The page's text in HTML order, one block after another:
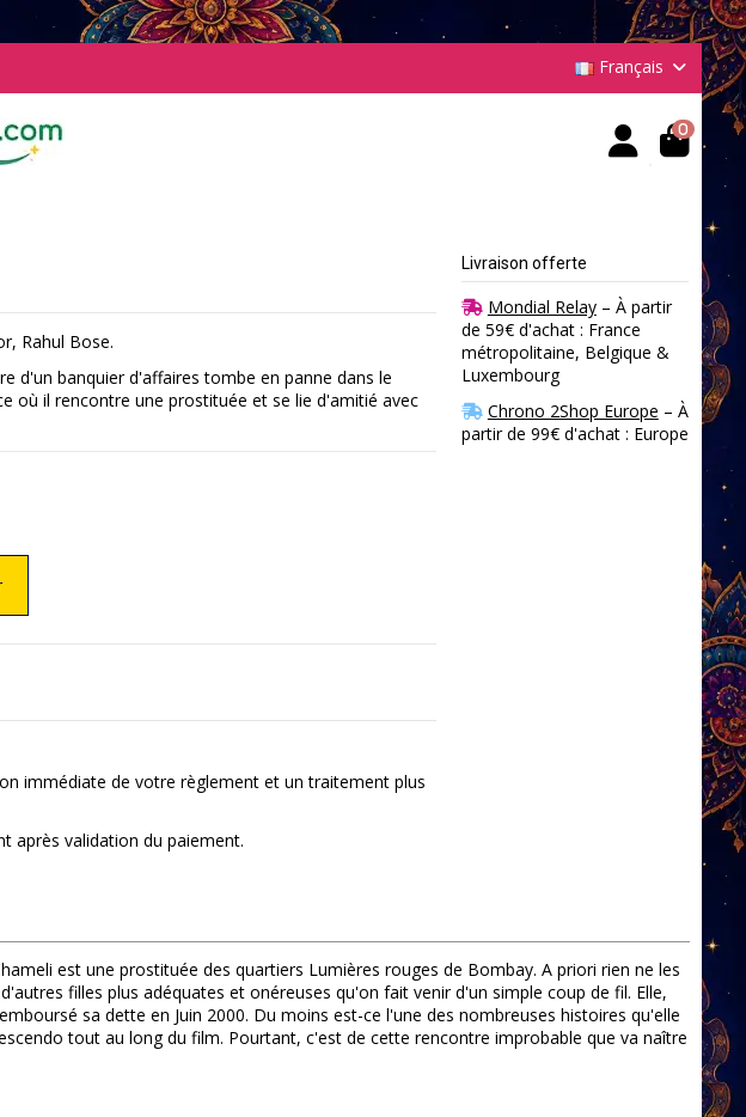
Français
0
Rahul Bose.
d'un banquier d'affaires tombe en panne dans le
où il rencontre une prostituée et se lie d'amitié avec
immédiate de votre règlement et un traitement plus
après validation du paiement.
Livraison offerte
Mondial Relay– À partir
de 59€ d'achat : France
métropolitaine, Belgique &
Luxembourg
Chrono 2Shop Europe – À
partir de 99€ d'achat : Europe
est une prostituée des quartiers Lumières rouges de Bombay. A priori rien ne les
filles plus adéquates et onéreuses qu'on fait venir d'un simple coup de fil. Elle,
sa dette en Juin 2000. Du moins est-ce l'une des nombreuses histoires qu'elle
tout au long du film. Pourtant, c'est de cette rencontre improbable que va naître